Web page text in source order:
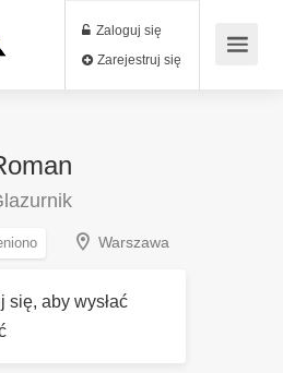
Zaloguj się
Zarejestruj się
Warszawa
się, aby wysłać